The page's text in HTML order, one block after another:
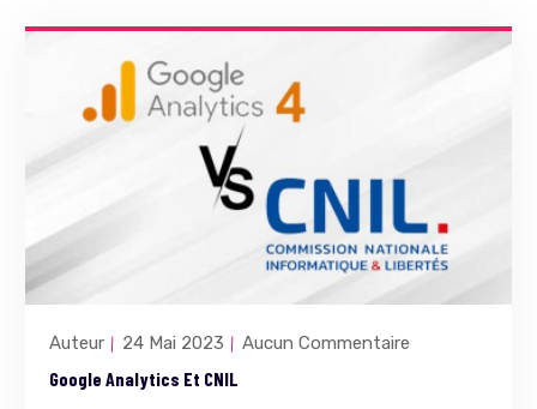
Auteur 24 Mai 2023 Aucun Commentaire
Google Analytics Et CNIL